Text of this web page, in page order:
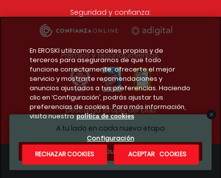
A tu lado en cada nueva etapa
¿Te apuntas?
Seguridad y confianza:
Premios y reconocimientos:
Descarga la app del club
Condiciones legales
En EROSKI utilizamos cookies propias y de
terceros para asegurarnos de que todo
funcione correctamente, ofrecerte el mejor
servicio y mostrarte recomendaciones y
anuncios ajustados a tus preferencias. Haciendo
clic en ‘Configuración’, podrás ajustar tus
preferencias de cookies. Para más información,
visita nuestra política de cookies
Configuración
RECHAZAR COOKIES
ACEPTAR COOKIES